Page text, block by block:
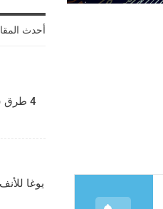
أحدث
4 طرق سهلة لإزالة البثور والرؤوس السوداء عن الظهر
يوغا